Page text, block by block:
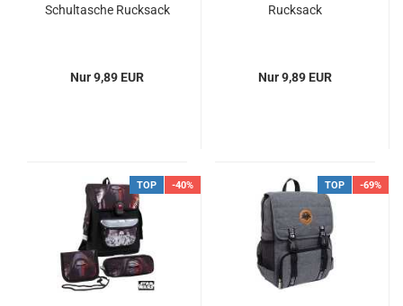
Schultasche Rucksack
Nur 9,89 EUR
Rucksack
Nur 9,89 EUR
TOP -40% TOP -69%